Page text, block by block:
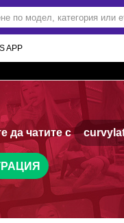
APP
да чатите с